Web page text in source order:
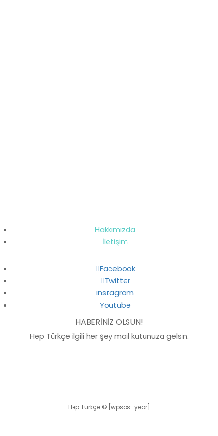
Hakkımızda
İletişim
Facebook
Twitter
Instagram
Youtube
HABERİNİZ OLSUN!
Hep Türkçe ilgili her şey mail kutunuza gelsin.
Hep Türkçe © [wpsos_year]